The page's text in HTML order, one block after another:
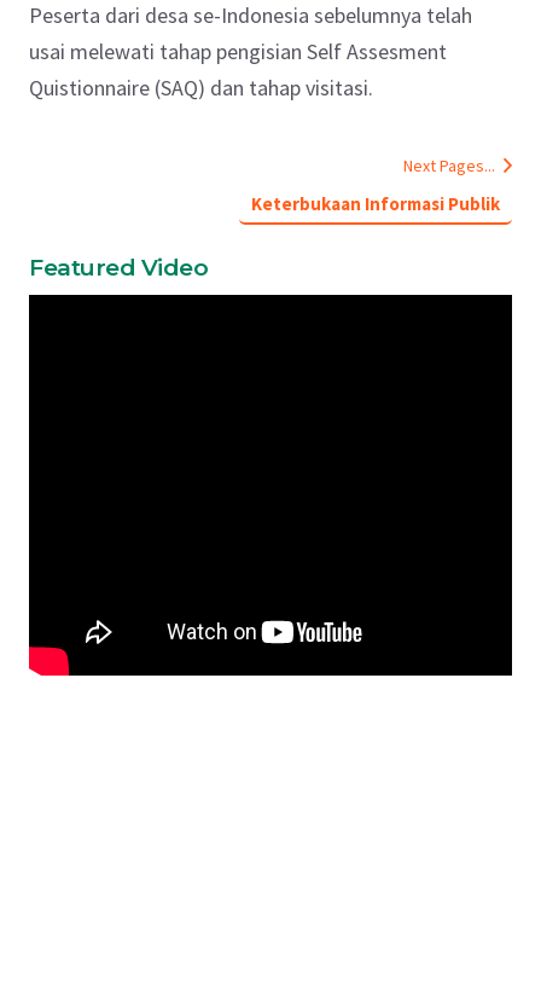
Peserta dari desa se-Indonesia sebelumnya telah
usai melewati tahap pengisian Self Assesment
Quistionnaire (SAQ) dan tahap visitasi.
Next Pages...
Keterbukaan Informasi Publik
Featured Video